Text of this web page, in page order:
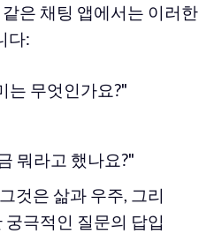
은 채팅 앱에서는 이러한
다:
는 무엇인가요?"
뭐라고 했나요?"
것은 삶과 우주, 그리
궁극적인 질문의 답입